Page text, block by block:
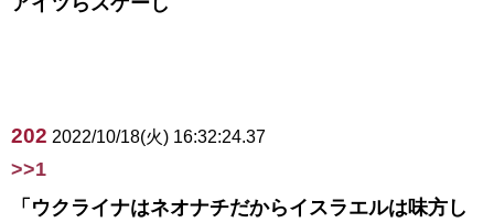
202 2022/10/18(火) 16:32:24.37
>>1
「ウクライナはネオナチだからイスラエルは味方し